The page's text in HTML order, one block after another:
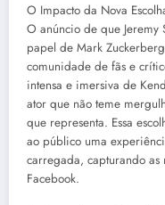
O Impacto da Nova
O anúncio de que Jeremy
papel de Mark
comunidade de fãs e
intensa e imersiva de
ator que não teme
que representa. Essa
ao público uma
carregada, capturando
Facebook.